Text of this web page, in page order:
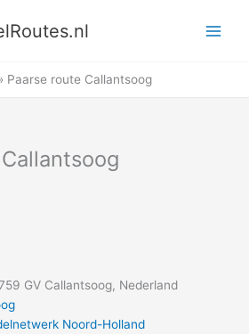
Paarse route Callantsoog
GV Callantsoog, Nederland
Noord-Holland